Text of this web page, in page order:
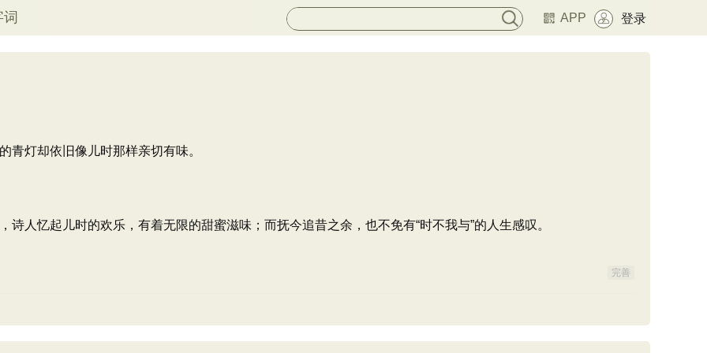
APP 登录
青灯却依旧像儿时那样亲切有味。
人忆起儿时的欢乐，有着无限的甜蜜滋味；而抚今追昔之余，也不免有“时不我与”的人生感叹。
完善